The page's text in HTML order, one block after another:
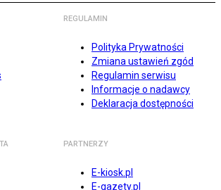
REGULAMIN
Polityka Prywatności
Zmiana ustawień zgód
Regulamin serwisu
Informacje o nadawcy
Deklaracja dostępności
PARTNERZY
E-kiosk.pl
E-gazety.pl